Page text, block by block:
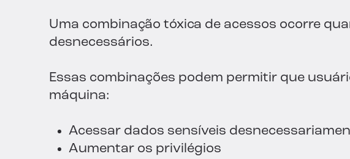
Uma combinação tóxica de acessos ocorre
desnecessários.
Essas combinações podem permitir que
máquina:
Acessar dados sensíveis
Aumentar os privilégios